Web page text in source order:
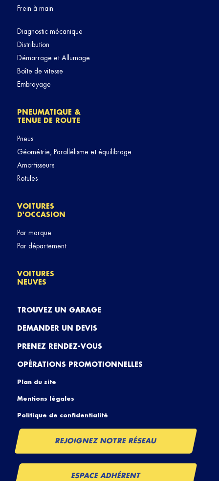
Frein à main
Diagnostic mécanique
Distribution
Démarrage et Allumage
Boîte de vitesse
Embrayage
PNEUMATIQUE &
TENUE DE ROUTE
Pneus
Géométrie, Parallélisme et équilibrage
Amortisseurs
Rotules
VOITURES
D'OCCASION
Par marque
Par département
VOITURES
NEUVES
TROUVEZ UN GARAGE
DEMANDER UN DEVIS
PRENEZ RENDEZ-VOUS
OPÉRATIONS PROMOTIONNELLES
Plan du site
Mentions légales
Politique de confidentialité
REJOIGNEZ NOTRE RÉSEAU
ESPACE ADHÉRENT